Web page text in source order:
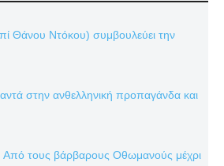
Θάνου Ντόκου) συμβουλεύει την
στην ανθελληνική προπαγάνδα και
Από τους βάρβαρους Οθωμανούς μέχρι